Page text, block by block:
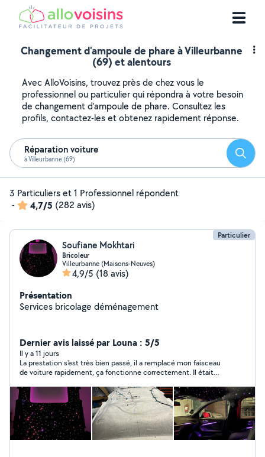
Changement d'ampoule de phare à Villeurbanne
(69) et alentours
Avec AlloVoisins, trouvez près de chez vous le
professionnel ou particulier qui répondra à votre besoin
de changement d'ampoule de phare. Consultez les
profils, contactez-les et obtenez rapidement réponse.
Réparation voiture
à Villeurbanne (69)
3 Particuliers et 1 Professionnel répondent
-
4,7/5 (282 avis)
Particulier
Soufiane Mokhtari
Bricoleur
Villeurbanne (Maisons-Neuves)
4,9/5 (18 avis)
Présentation
Services bricolage déménagement
Dernier avis laissé par Louna : 5/5
Il y a 11 jours
La prestation s'est très bien passé, il a remplacé mon faisceau
de voiture rapidement, ça fonctionne correctement. Il était